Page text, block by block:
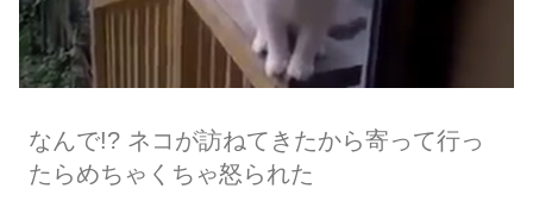
なんで!? ネコが訪ねてきたから寄って行っ
たらめちゃくちゃ怒られた